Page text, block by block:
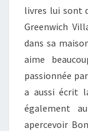
livres lui sont
Greenwich
dans sa
aime
passionnée
a aussi écrit
également
apercevoir